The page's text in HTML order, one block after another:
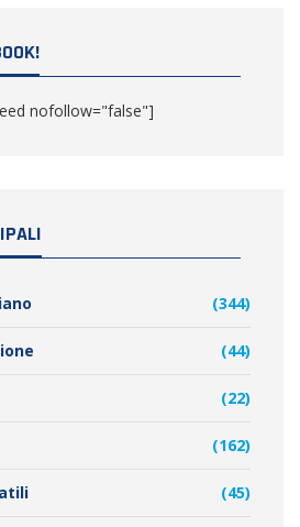
nofollow="false"]
(344)
(44)
(22)
(162)
(45)